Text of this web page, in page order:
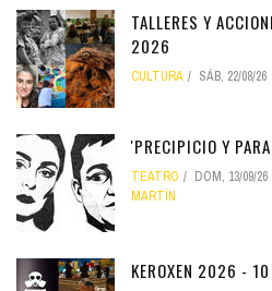
TALLERES Y
2026
CULTURA SÁB, 22/08/26
'PRECIPICIO Y
TEATRO DOM, 13/09/26
MARTÍN
KEROXEN 2026 -